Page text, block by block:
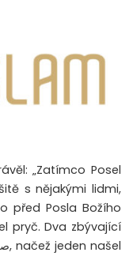
před Posla Božího